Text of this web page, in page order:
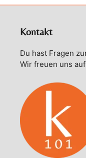
Kontakt
Du hast Fragen
Wir freuen uns auf